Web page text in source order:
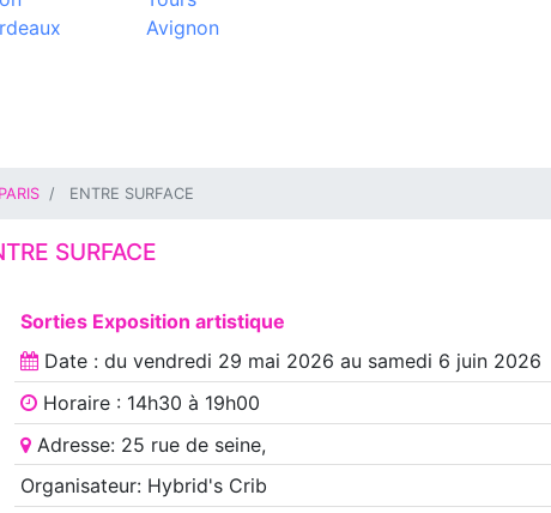
Avignon
PARIS ENTRE SURFACE
SURFACE
Sorties Exposition artistique
Date : du vendredi 29 mai 2026 au samedi 6 juin 2026
Horaire : 14h30 à 19h00
Adresse: 25 rue de seine,
Organisateur: Hybrid's Crib